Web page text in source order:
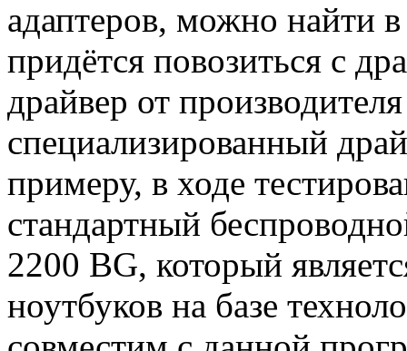
адаптеров, можно найти
придётся повозиться с
драйвер от
специализированный
примеру, в ходе
стандартный
2200 BG, который
ноутбуков на базе